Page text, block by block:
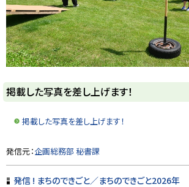
ト
ッ
戻
る
掲載した写真を差し上げます！
掲載した写真を差し上げます！
ト
ッ
プ
発信元：企画総務部 秘書課
発信 ! まちのできごと／まちのできごと2026年